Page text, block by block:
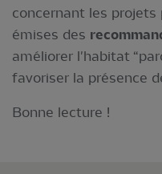
concernant les
émises des
améliorer l'habitat
favoriser la présence
Bonne lecture !